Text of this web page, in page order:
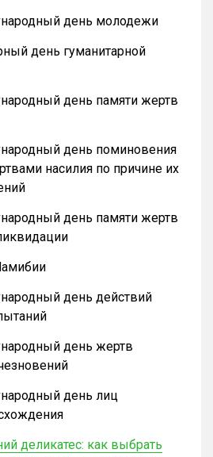
день молодежи
день гуманитарной
день памяти жертв
день поминовения
насилия по причине их
день памяти жертв
день действий
день жертв
день лиц
деликатес: как выбрать